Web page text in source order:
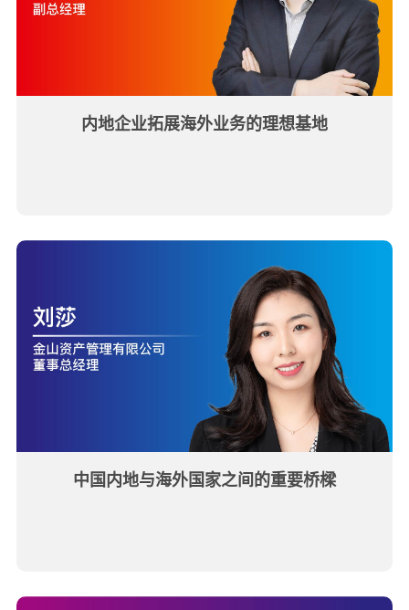
内地企业拓展海外业务的理想基地
中国内地与海外国家之间的重要桥樑